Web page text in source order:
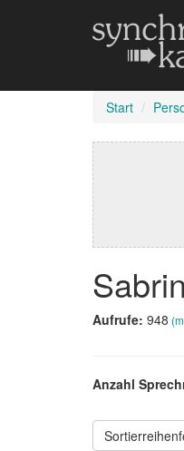
Start
Aufrufe: 948
Anzahl